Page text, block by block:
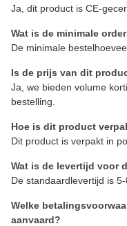
Ja, dit product is CE-
Wat is de minimale
De minimale
Is de prijs van dit
Ja, we bieden volume
bestelling.
Hoe is dit product
Dit product is verpakt in
Wat is de levertijd voor
De standaardlevertijd is
Welke
aanvaard?